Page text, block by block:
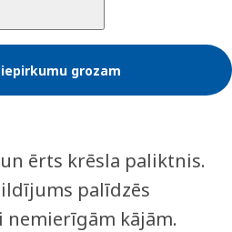
grozam
ērts krēsla paliktnis.
palīdzēs
kājām.